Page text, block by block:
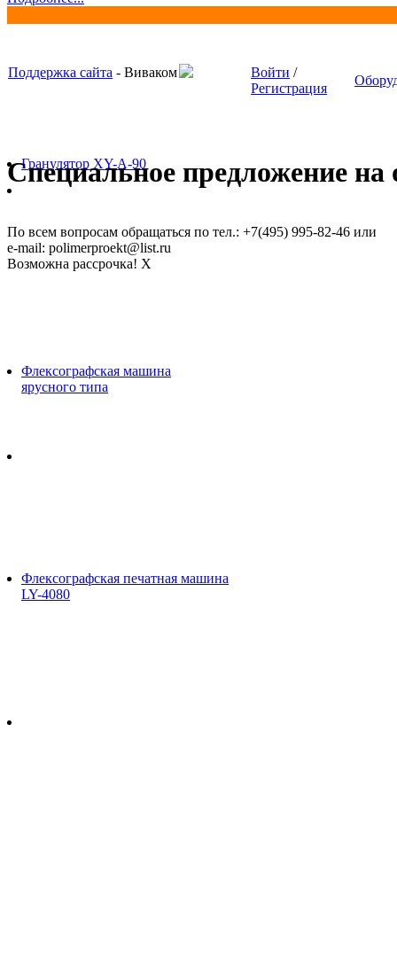
Гранулятор XY-A-90
Флексографская машина
ярусного типа
Флексографская печатная машина
LY-4080
Поддержка сайта - Виваком Войти /
Регистрация
Специальное предложение на
По всем вопросам обращаться по тел.: +7(495) 995-82-46 или
e-mail: polimerproekt@list.ru
Возможна рассрочка! X